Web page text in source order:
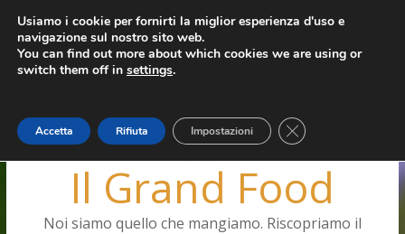
Salta
contenuto
giovedì, Agosto 6, 2026
Ultimo: Pizza a Corte
Menopausa, una forma smagliante senza età
Capodimonte, ritorna la tavola di corte
Il Grand Food
Noi siamo quello che mangiamo. Riscopriamo il
Usiamo i cookie per fornirti la miglior esperienza d'uso e
navigazione sul nostro sito web.
You can find out more about which cookies we are using or
switch them off in settings.
Accetta Rifiuta Impostazioni Close GDPR